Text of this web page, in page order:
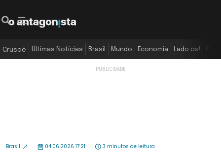
Crusoé Últimas Notícias Brasil Mundo Economia Lado oa!
Brasil 04.06.2026 17:21 3 minutos de leitura